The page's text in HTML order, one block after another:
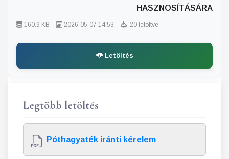
HASZNOSÍTÁSÁRA
160.9 KB 2026-05-07 14:53 20 letöltve
Letöltés
Legtöbb letöltés
Póthagyaték iránti kérelem